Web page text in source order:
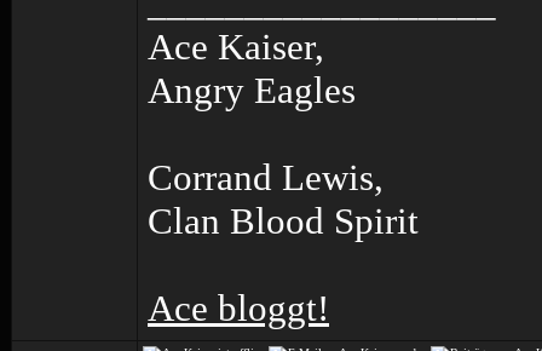
Ace Kaiser,
Angry Eagles
Corrand Lewis,
Clan Blood Spirit
Ace bloggt!